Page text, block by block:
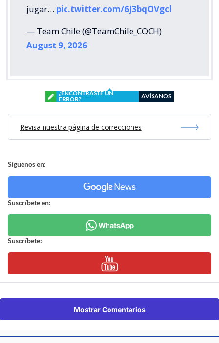
jugar… pic.twitter.com/6J3bqOVgcl
— Team Chile (@TeamChile_COCH)
August 9, 2026
¿ENCONTRASTE UN
ERROR?
AVÍSANOS
Revisa nuestra página de correcciones
Síguenos en:
Suscríbete en:
Suscríbete:
Mostrar Comentarios